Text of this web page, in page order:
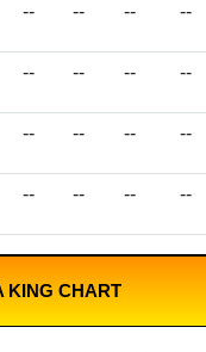
-- -- -- --
-- -- -- --
-- -- -- --
-- -- -- --
KING CHART